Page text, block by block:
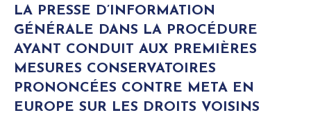
LA PRESSE D’INFORMATION
GÉNÉRALE DANS LA PROCÉDURE
AYANT CONDUIT AUX PREMIÈRES
MESURES CONSERVATOIRES
PRONONCÉES CONTRE META EN
EUROPE SUR LES DROITS VOISINS